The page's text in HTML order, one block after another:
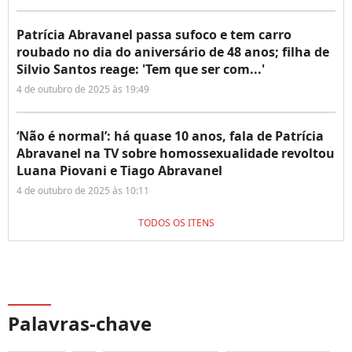
Patrícia Abravanel passa sufoco e tem carro
roubado no dia do aniversário de 48 anos; filha de
Silvio Santos reage: 'Tem que ser com...'
4 de outubro de 2025 às 19:49
‘Não é normal’: há quase 10 anos, fala de Patrícia
Abravanel na TV sobre homossexualidade revoltou
Luana Piovani e Tiago Abravanel
4 de outubro de 2025 às 10:11
TODOS OS ITENS
Palavras-chave